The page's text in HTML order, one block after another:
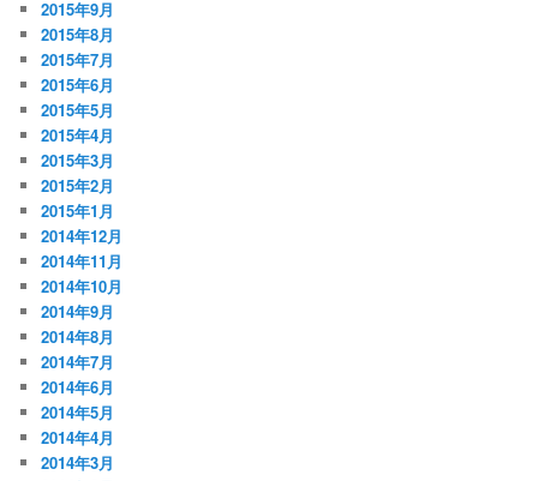
2015年9月
2015年8月
2015年7月
2015年6月
2015年5月
2015年4月
2015年3月
2015年2月
2015年1月
2014年12月
2014年11月
2014年10月
2014年9月
2014年8月
2014年7月
2014年6月
2014年5月
2014年4月
2014年3月